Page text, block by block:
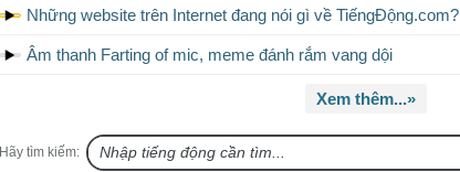
Những website trên Internet đang nói gì về TiếngĐộng.com?
Âm thanh Farting of mic, meme đánh rắm vang dội
Xem thêm...»
Hãy tìm kiếm: